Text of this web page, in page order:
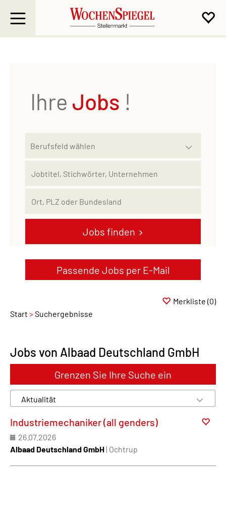
Passende Jobs per E-Mail
Ihre Jobs !
Jobs finden
Start Suchergebnisse
Merkliste (0)
Jobs von Albaad Deutschland GmbH
Grenzen Sie Ihre Suche ein
Industriemechaniker (all genders)
26.07.2026
Albaad Deutschland GmbH| Ochtrup